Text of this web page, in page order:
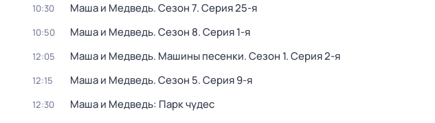
10:30 Маша и Медведь. Сезон 7. Серия 25-я
10:50 Маша и Медведь. Сезон 8. Серия 1-я
12:05 Маша и Медведь. Машины песенки. Сезон 1. Серия 2-я
12:15 Маша и Медведь. Сезон 5. Серия 9-я
12:30 Маша и Медведь: Парк чудес